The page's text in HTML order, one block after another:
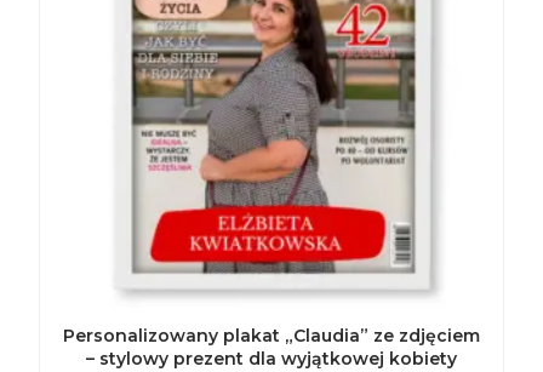
Personalizowany plakat „Claudia” ze zdjęciem
– stylowy prezent dla wyjątkowej kobiety